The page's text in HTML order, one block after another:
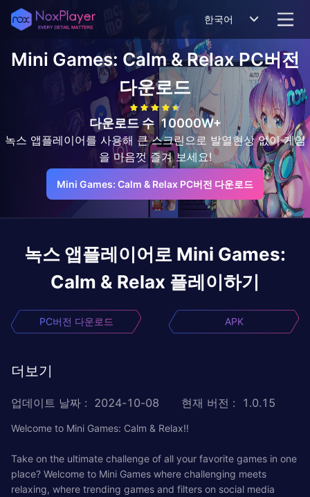
한국어
Mini Games: Calm & RelaxPC버전
다운로드
다운로드 수 10000W+
녹스 앱플레이어를 사용해 큰 스크린으로 발열현상 없이 게임
을 마음껏 즐겨 보세요!
Mini Games: Calm & Relax PC버전 다운로드
녹스 앱플레이어로 Mini Games:
Calm & Relax 플레이하기
PC버전 다운로드 APK
더보기
업데이트 날짜 : 2024-10-08 현재 버전 : 1.0.15
Welcome to Mini Games: Calm & Relax!!
Take on the ultimate challenge of all your favorite games in one
place? Welcome to Mini Games where challenging meets
relaxing, where trending games and filters on social media